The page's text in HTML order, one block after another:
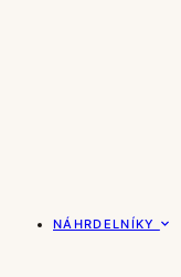
NÁHRDELNÍKY